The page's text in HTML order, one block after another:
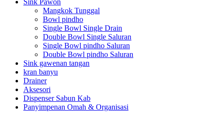
Mangkok Tunggal
Bowl pindho
Single Bowl Single Drain
Double Bowl Single Saluran
Single Bowl pindho Saluran
Double Bowl pindho Saluran
Sink gawenan tangan
kran banyu
Drainer
Aksesori
Dispenser Sabun Kab
Panyimpenan Omah & Organisasi